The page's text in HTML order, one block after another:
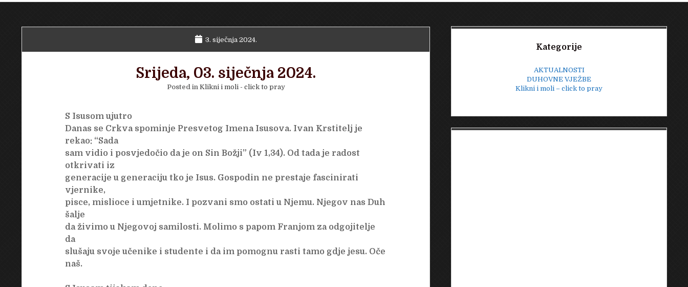
menu
menu
menu
menu
menu
3. siječnja 2024.
Srijeda, 03. siječnja 2024.
Posted in Klikni i moli - click to pray
S Isusom ujutro
Danas se Crkva spominje Presvetog Imena Isusova. Ivan Krstitelj je
rekao: “Sada
sam vidio i posvjedočio da je on Sin Božji” (Iv 1,34). Od tada je radost
otkrivati iz
generacije u generaciju tko je Isus. Gospodin ne prestaje fascinirati
vjernike,
pisce, mislioce i umjetnike. I pozvani smo ostati u Njemu. Njegov nas Duh
šalje
da živimo u Njegovoj samilosti. Molimo s papom Franjom za odgojitelje
da
slušaju svoje učenike i studente i da im pomognu rasti tamo gdje jesu. Oče
naš.
Sidebar
Kategorije
AKTUALNOSTI
DUHOVNE VJEŽBE
Klikni i moli – click to pray